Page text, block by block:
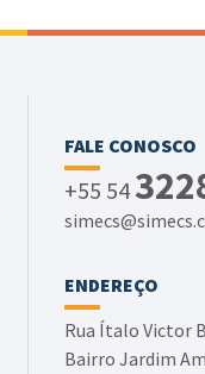
FALE CONOSCO
+55 54
ENDEREÇO
Rua Ítalo Victor
Bairro Jardim